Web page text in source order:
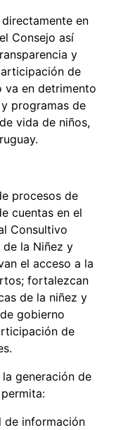
en
Consejo así
y
de
va en detrimento
programas de
vida de niños,
procesos de
cuentas en el
Consultivo
la Niñez y
el acceso a la
fortalezcan
de la niñez y
gobierno
de
generación de
de información